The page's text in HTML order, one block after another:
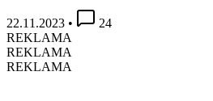
22.11.2023 •
24
REKLAMA
REKLAMA
REKLAMA